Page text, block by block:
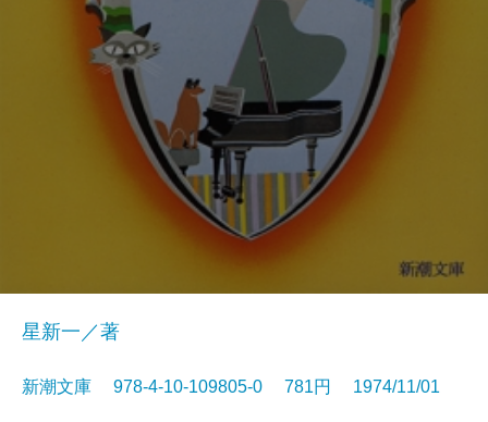
星新一／著
新潮文庫 978-4-10-109805-0 781円 1974/11/01